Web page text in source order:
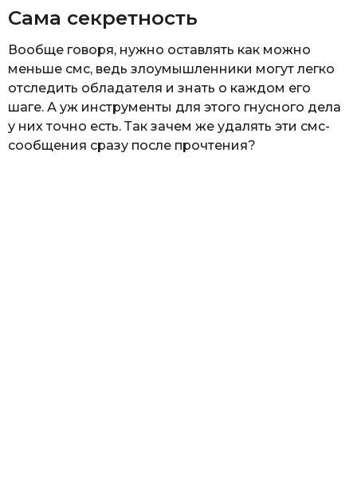
Сама секретность
Вообще говоря, нужно оставлять как можно
меньше смс, ведь злоумышленники могут легко
отследить обладателя и знать о каждом его
шаге. А уж инструменты для этого гнусного дела
у них точно есть. Так зачем же удалять эти смс-
сообщения сразу после прочтения?